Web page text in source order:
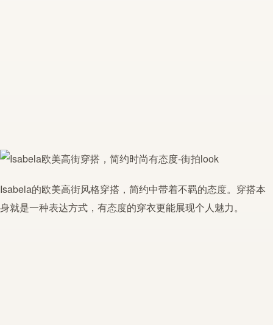
Isabela的欧美高街风格穿搭，简约中带着不羁的态度。穿搭本
身就是一种表达方式，有态度的穿衣更能展现个人魅力。